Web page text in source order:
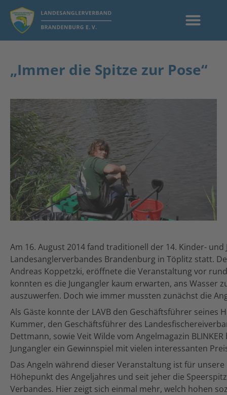
„Immer die Spitze zur Pose“
Am 16. August 2014 fand traditionell der 14. Kinder- und
Landesanglerverbandes Brandenburg in Töplitz statt.
Andreas Koppetzki, eröffnete die Veranstaltung vor
konnten es die Jungangler kaum erwarten, ans Wasser
auszuwerfen. Doch wie immer mussten zunächst die
Als Gäste konnte der LAVB den Geschäftsführer seines
Kummer, den Geschäftsführer des
Dettmann, sowie Veit Wilde vom Angelmagazin
Jungangler ein Gewinnspiel mit vielen interessanten
Das Angeln während dieser Veranstaltung ist für
Höhepunkt des Angeljahres und seit jeher die
Verbandes. Hier zeigt sich einmal mehr, welch hohen